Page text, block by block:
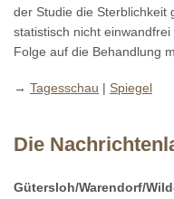
der Studie die Sterblichkeit
statistisch nicht
Folge auf die Behandlung
→ Tagesschau | Spiegel
Die
Gütersloh/Warendorf/